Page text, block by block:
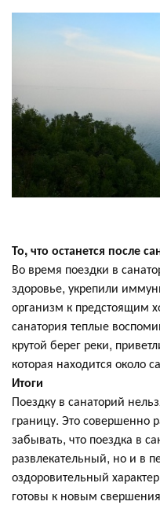
То, что останется после
Во время поездки в
здоровье, укрепили
организм к предстоящим
санатория теплые
крутой берег реки,
которая находится около
Итоги
Поездку в санаторий
границу. Это совершенно
забывать, что поездка в
развлекательный, но и в
оздоровительный
готовы к новым